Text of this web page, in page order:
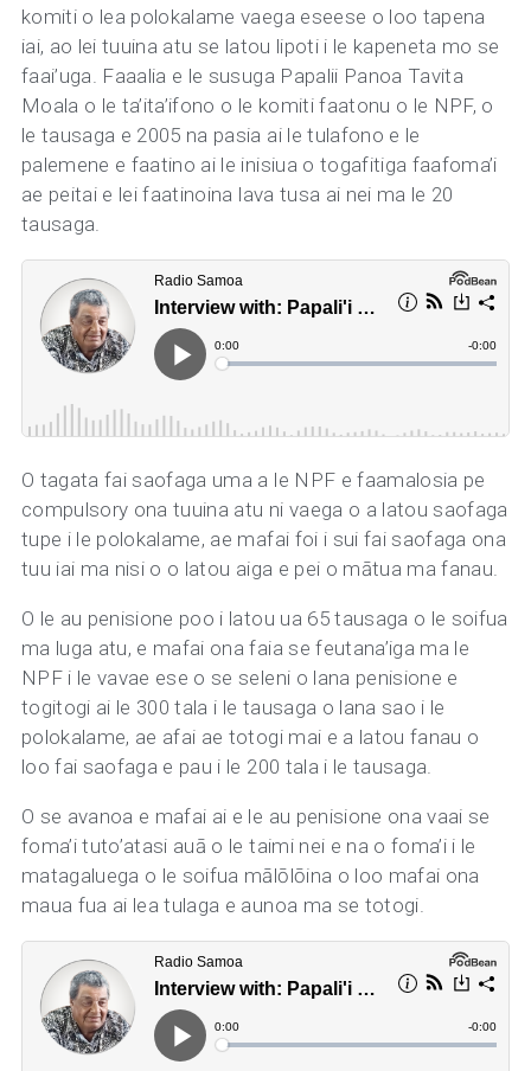
komiti o lea polokalame vaega eseese o loo tapena
iai, ao lei tuuina atu se latou lipoti i le kapeneta mo se
faai’uga. Faaalia e le susuga Papalii Panoa Tavita
Moala o le ta’ita’ifono o le komiti faatonu o le NPF, o
le tausaga e 2005 na pasia ai le tulafono e le
palemene e faatino ai le inisiua o togafitiga faafoma’i
ae peitai e lei faatinoina lava tusa ai nei ma le 20
tausaga.
O tagata fai saofaga uma a le NPF e faamalosia pe
compulsory ona tuuina atu ni vaega o a latou saofaga
tupe i le polokalame, ae mafai foi i sui fai saofaga ona
tuu iai ma nisi o o latou aiga e pei o mātua ma fanau.
O le au penisione poo i latou ua 65 tausaga o le soifua
ma luga atu, e mafai ona faia se feutana’iga ma le
NPF i le vavae ese o se seleni o lana penisione e
togitogi ai le 300 tala i le tausaga o lana sao i le
polokalame, ae afai ae totogi mai e a latou fanau o
loo fai saofaga e pau i le 200 tala i le tausaga.
O se avanoa e mafai ai e le au penisione ona vaai se
foma’i tuto’atasi auā o le taimi nei e na o foma’i i le
matagaluega o le soifua mālōlōina o loo mafai ona
maua fua ai lea tulaga e aunoa ma se totogi.